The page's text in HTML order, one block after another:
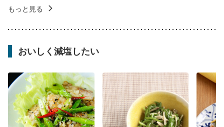
もっと見る
おいしく減塩したい